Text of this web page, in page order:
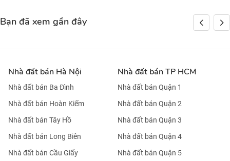
Bạn đã xem gần đây
Nhà đất bán Hà Nội
Nhà đất bán Ba Đình
Nhà đất bán Hoàn Kiếm
Nhà đất bán Tây Hồ
Nhà đất bán Long Biên
Nhà đất bán Cầu Giấy
Nhà đất bán TP HCM
Nhà đất bán Quận 1
Nhà đất bán Quận 2
Nhà đất bán Quận 3
Nhà đất bán Quận 4
Nhà đất bán Quận 5